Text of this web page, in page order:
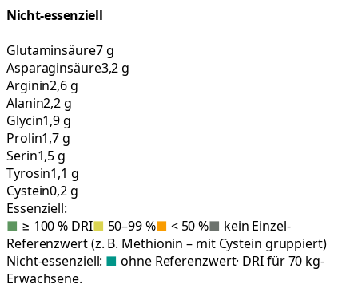
Nicht-essenziell
Glutaminsäure7 g
Asparaginsäure3,2 g
Arginin2,6 g
Alanin2,2 g
Glycin1,9 g
Prolin1,7 g
Serin1,5 g
Tyrosin1,1 g
Cystein0,2 g
Essenziell:
■ ≥ 100 % DRI■ 50–99 %■ < 50 %■ kein Einzel-
Referenzwert (z. B. Methionin – mit Cystein gruppiert)
Nicht-essenziell: ■ ohne Referenzwert· DRI für 70 kg-
Erwachsene.